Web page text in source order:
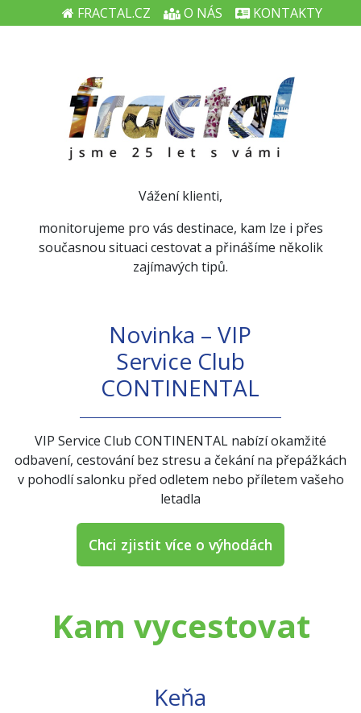
FRACTAL.CZ O NÁS KONTAKTY
Vážení klienti,
monitorujeme pro vás destinace, kam lze i přes
současnou situaci cestovat a přinášíme několik
zajímavých tipů.
Novinka – VIP
Service Club
CONTINENTAL
VIP Service Club CONTINENTAL nabízí okamžité
odbavení, cestování bez stresu a čekání na přepážkách
v pohodlí salonku před odletem nebo příletem vašeho
letadla
Chci zjistit více o výhodách
Kam vycestovat
Keňa